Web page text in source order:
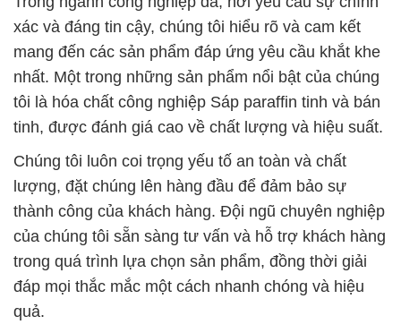
Sự đáng tin cậy là giá trị quan trọng nhất của chúng
tôi, và chúng tôi tự hào là đối tác tin cậy trong việc
cung cấp hóa chất và dịch vụ tư vấn chuyên nghiệp
tại Việt Nam. Để biết thêm chi tiết và để chúng tôi có
thể tư vấn tốt nhất cho quý khách hàng, hãy liên hệ
với chúng tôi ngay hôm nay.
# Nhà bán hàng ⌡ cung cấp Sodium Bicar Powder _
Bicar Qingdao Haiwan China
# Thương mại / phân phối Sodium Bicar Powder _
Bicar Qingdao Haiwan China
# Bán / cung ứng Sodium Bicar Powder _ Bicar
Qingdao Haiwan China
# Đơn vị chuyên phân phối ÷ bán Sodium Bicar